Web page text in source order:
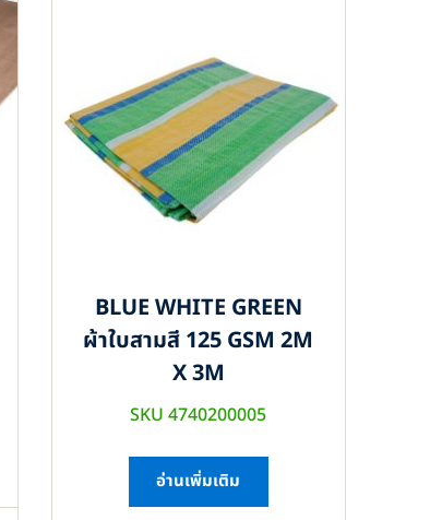
BLUE WHITE GREEN
ผ้าใบสามสี 125 GSM 2M
X 3M
SKU 4740200005
อ่านเพิ่มเติม